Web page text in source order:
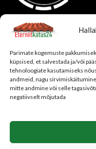
Parimate kogemuste
küpsised, et salvestada ja/või
tehnoloogiate kasutamiseks
andmeid, nagu
mitte andmine või selle
negatiivselt mõjutada
OSTUINFO
Korduma kippuvad
Tellimistingimused
Isikuandmete töötlemine
Parima hinna garantii